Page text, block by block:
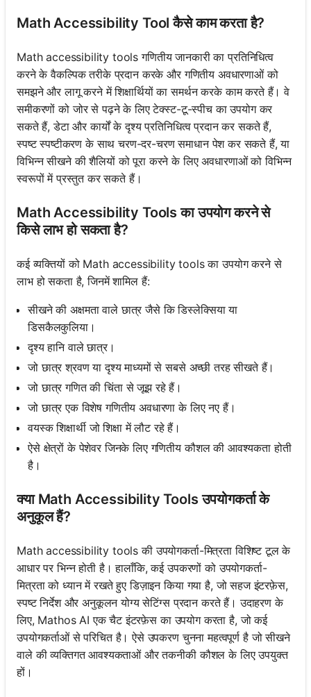
Math Accessibility Tool कैसे काम करता है?
Math accessibility tools गणितीय जानकारी का प्रतिनिधित्व
करने के वैकल्पिक तरीके प्रदान करके और गणितीय अवधारणाओं को
समझने और लागू करने में शिक्षार्थियों का समर्थन करके काम करते हैं। वे
समीकरणों को जोर से पढ़ने के लिए टेक्स्ट-टू-स्पीच का उपयोग कर
सकते हैं, डेटा और कार्यों के दृश्य प्रतिनिधित्व प्रदान कर सकते हैं,
स्पष्ट स्पष्टीकरण के साथ चरण-दर-चरण समाधान पेश कर सकते हैं, या
विभिन्न सीखने की शैलियों को पूरा करने के लिए अवधारणाओं को विभिन्न
स्वरूपों में प्रस्तुत कर सकते हैं।
Math Accessibility Tools का उपयोग करने से
किसे लाभ हो सकता है?
कई व्यक्तियों को Math accessibility tools का उपयोग करने से
लाभ हो सकता है, जिनमें शामिल हैं:
सीखने की अक्षमता वाले छात्र जैसे कि डिस्लेक्सिया या
डिसकैलकुलिया।
दृश्य हानि वाले छात्र।
जो छात्र श्रवण या दृश्य माध्यमों से सबसे अच्छी तरह सीखते हैं।
जो छात्र गणित की चिंता से जूझ रहे हैं।
जो छात्र एक विशेष गणितीय अवधारणा के लिए नए हैं।
वयस्क शिक्षार्थी जो शिक्षा में लौट रहे हैं।
ऐसे क्षेत्रों के पेशेवर जिनके लिए गणितीय कौशल की आवश्यकता होती
है।
क्या Math Accessibility Tools उपयोगकर्ता के
अनुकूल हैं?
Math accessibility tools की उपयोगकर्ता-मित्रता विशिष्ट टूल के
आधार पर भिन्न होती है। हालाँकि, कई उपकरणों को उपयोगकर्ता-
मित्रता को ध्यान में रखते हुए डिज़ाइन किया गया है, जो सहज इंटरफ़ेस,
स्पष्ट निर्देश और अनुकूलन योग्य सेटिंग्स प्रदान करते हैं। उदाहरण के
लिए, Mathos AI एक चैट इंटरफ़ेस का उपयोग करता है, जो कई
उपयोगकर्ताओं से परिचित है। ऐसे उपकरण चुनना महत्वपूर्ण है जो सीखने
वाले की व्यक्तिगत आवश्यकताओं और तकनीकी कौशल के लिए उपयुक्त
हों।